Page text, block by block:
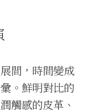
間，時間變成
。鮮明對比的
觸感的皮革、